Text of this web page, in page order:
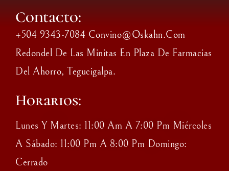
Contacto:
+504 9343-7084 Convino@oskahn.com
Redondel De Las Minitas En Plaza De Farmacias
Del Ahorro, Tegucigalpa.
Horarios:
Lunes Y Martes: 11:00 Am A 7:00 Pm Miércoles
A Sábado: 11:00 Pm A 8:00 Pm Domingo:
Cerrado